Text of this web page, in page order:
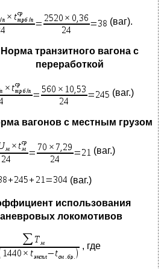
(ваг).
Норма транзитного вагона с
переработкой
(ваг.)
вагонов с местным грузом
(ваг.)
(ваг.)
использования
локомотивов
, где